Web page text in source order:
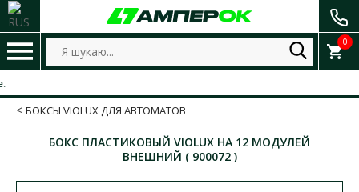
0
БОКСЫ VIOLUX ДЛЯ АВТОМАТОВ
БОКС ПЛАСТИКОВЫЙ VIOLUX НА 12 МОДУЛЕЙ
ВНЕШНИЙ ( 900072 )